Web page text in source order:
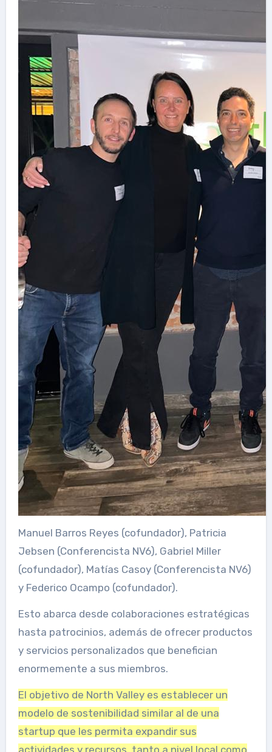
Manuel Barros Reyes (cofundador), Patricia
Jebsen (Conferencista NV6), Gabriel Miller
(cofundador), Matías Casoy (Conferencista NV6)
y Federico Ocampo (cofundador).
Esto abarca desde colaboraciones estratégicas
hasta patrocinios, además de ofrecer productos
y servicios personalizados que benefician
enormemente a sus miembros.
El objetivo de North Valley es establecer un
modelo de sostenibilidad similar al de una
startup que les permita expandir sus
actividades y recursos, tanto a nivel local como